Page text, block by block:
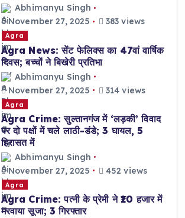
Abhimanyu Singh
November 27, 2025
383 views
Agra
Agra News: सेंट फेलिक्स का 47वां वार्षिक
दिवस; बच्चों ने बिखेरी प्रतिभा
Abhimanyu Singh
November 27, 2025
314 views
Agra
Agra Crime: सुल्तानगंज में ‘लड़की’ विवाद
पर दो पक्षों में चले लाठी-डंडे; 3 घायल, 5
हिरासत में
Abhimanyu Singh
November 27, 2025
452 views
Agra
Agra Crime: पत्नी के प्रेमी ने ₹10 हजार में
मरवाया सूजा; 3 गिरफ्तार